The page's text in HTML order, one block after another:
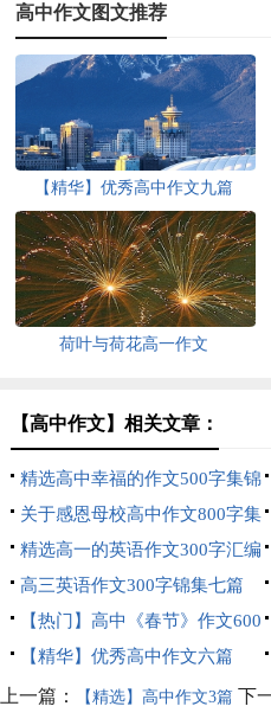
高中作文图文推荐
【精华】优秀高中作文九篇
荷叶与荷花高一作文
【高中作文】相关文章：
精选高中幸福的作文500字集锦
8篇关于感恩母校高中作文800字集
合七篇
精选高一的英语作文300字汇编
7篇
高三英语作文300字锦集七篇
【热门】高中《春节》作文600
字五篇
【精华】优秀高中作文六篇
上一篇： 【精选】高中作文3篇 下